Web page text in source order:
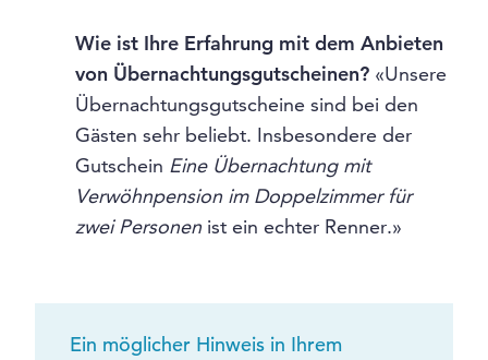
Wie ist Ihre Erfahrung mit dem Anbieten
von Übernachtungsgutscheinen? «Unsere
Übernachtungsgutscheine sind bei den
Gästen sehr beliebt. Insbesondere der
Gutschein Eine Übernachtung mit
Verwöhnpension im Doppelzimmer für
zwei Personen ist ein echter Renner.»
Ein möglicher Hinweis in Ihrem